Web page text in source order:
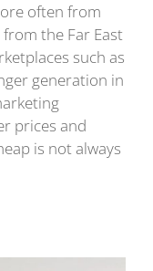
often from
the Far East
such as
generation in
prices and
is not always